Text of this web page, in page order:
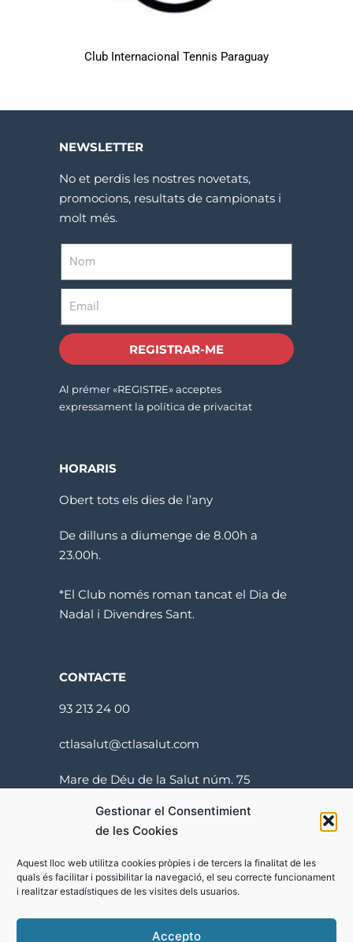
Gestionar el Consentimient
de les Cookies
Aquest lloc web utilitza cookies pròpies i de tercers la finalitat de les
quals és facilitar i possibilitar la navegació, el seu correcte funcionament
i realitzar estadístiques de les visites dels usuarios.
Accepto
Club Internacional Tennis Paraguay
NEWSLETTER
No et perdis les nostres novetats,
promocions, resultats de campionats i
molt més.
REGISTRAR-ME
Al prémer «REGISTRE» acceptes
expressament la política de privacitat
HORARIS
Obert tots els dies de l’any
De dilluns a diumenge de 8.00h a
23.00h.
*El Club només roman tancat el Dia de
Nadal i Divendres Sant.
CONTACTE
93 213 24 00
ctlasalut@ctlasalut.com
Mare de Déu de la Salut núm. 75
Termes i condicions